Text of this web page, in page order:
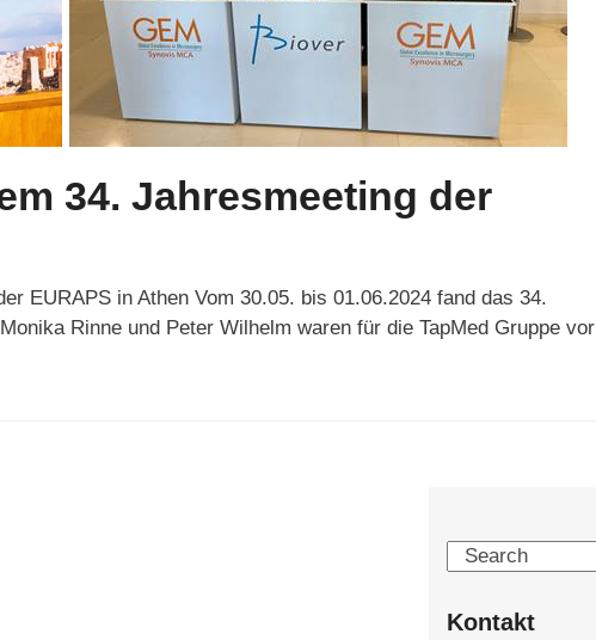
34. Jahresmeeting der
EURAPS in Athen Vom 30.05. bis 01.06.2024 fand das 34.
Rinne und Peter Wilhelm waren für die TapMed Gruppe vor
Search
Kontakt